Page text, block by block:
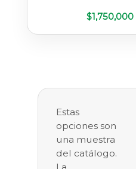
$1,750,000
Estas
opciones son
una muestra
del catálogo.